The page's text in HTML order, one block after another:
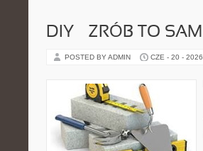
DIY – ZRÓB TO SAM
POSTED BY ADMIN CZE - 20 - 2026